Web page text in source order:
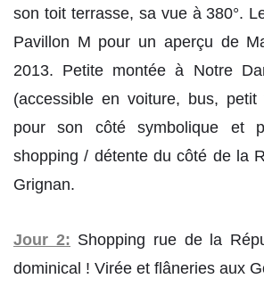
son toit terrasse, sa vue à 380°.
Pavillon M pour un aperçu de
2013. Petite montée à Notre
(accessible en voiture, bus,
pour son côté symbolique et
shopping / détente du côté de la
Grignan.
Jour 2: Shopping rue de la
dominical ! Virée et flâneries aux